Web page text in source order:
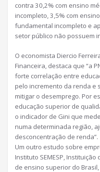
contra 30,2% com ensino
incompleto, 3,5% com
fundamental incompleto e
setor público não possuem
O economista Diercio
Financeira, destaca que “a
forte correlação entre
pelo incremento da renda e
mitigar o desemprego. Por
educação superior de
o indicador de Gini que
numa determinada região,
desconcentração de renda”.
Um outro estudo sobre
Instituto SEMESP,
de ensino superior do